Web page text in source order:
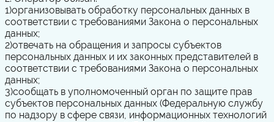
1)организовывать обработку персональных данных в
соответствии с требованиями Закона о персональных
данных;
2)отвечать на обращения и запросы субъектов
персональных данных и их законных представителей в
соответствии с требованиями Закона о персональных
данных;
3)сообщать в уполномоченный орган по защите прав
субъектов персональных данных (Федеральную службу
по надзору в сфере связи, информационных технологий